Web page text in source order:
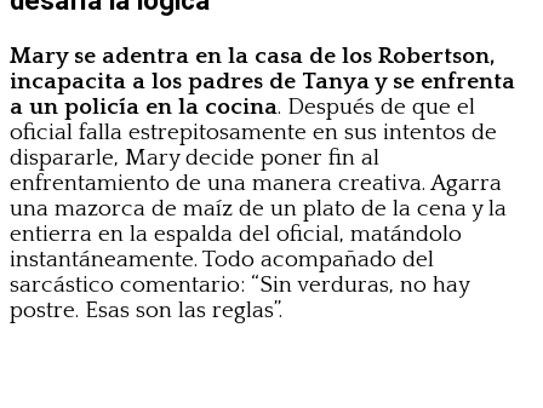
Mary se adentra en la casa de los Robertson,
incapacita a los padres de Tanya y se enfrenta
a un policía en la cocina. Después de que el
oficial falla estrepitosamente en sus intentos de
dispararle, Mary decide poner fin al
enfrentamiento de una manera creativa. Agarra
una mazorca de maíz de un plato de la cena y la
entierra en la espalda del oficial, matándolo
instantáneamente. Todo acompañado del
sarcástico comentario: “Sin verduras, no hay
postre. Esas son las reglas”.